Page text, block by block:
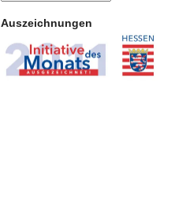
Auszeichnungen